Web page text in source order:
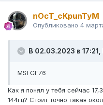
nOcT_cKpunTyM
Опубликовано 4
В 02.03.2023 в 17:21,
MSI GF76
Как я понял у тебя сейчас
144гц? Стоит точно такая